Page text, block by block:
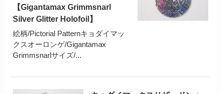
【Gigantamax Grimmsnarl
Silver Glitter Holofoil】
絵柄/Pictorial Patternキョダイマッ
クスオーロンゲ/Gigantamax
Grimmsnarlサイズ/...